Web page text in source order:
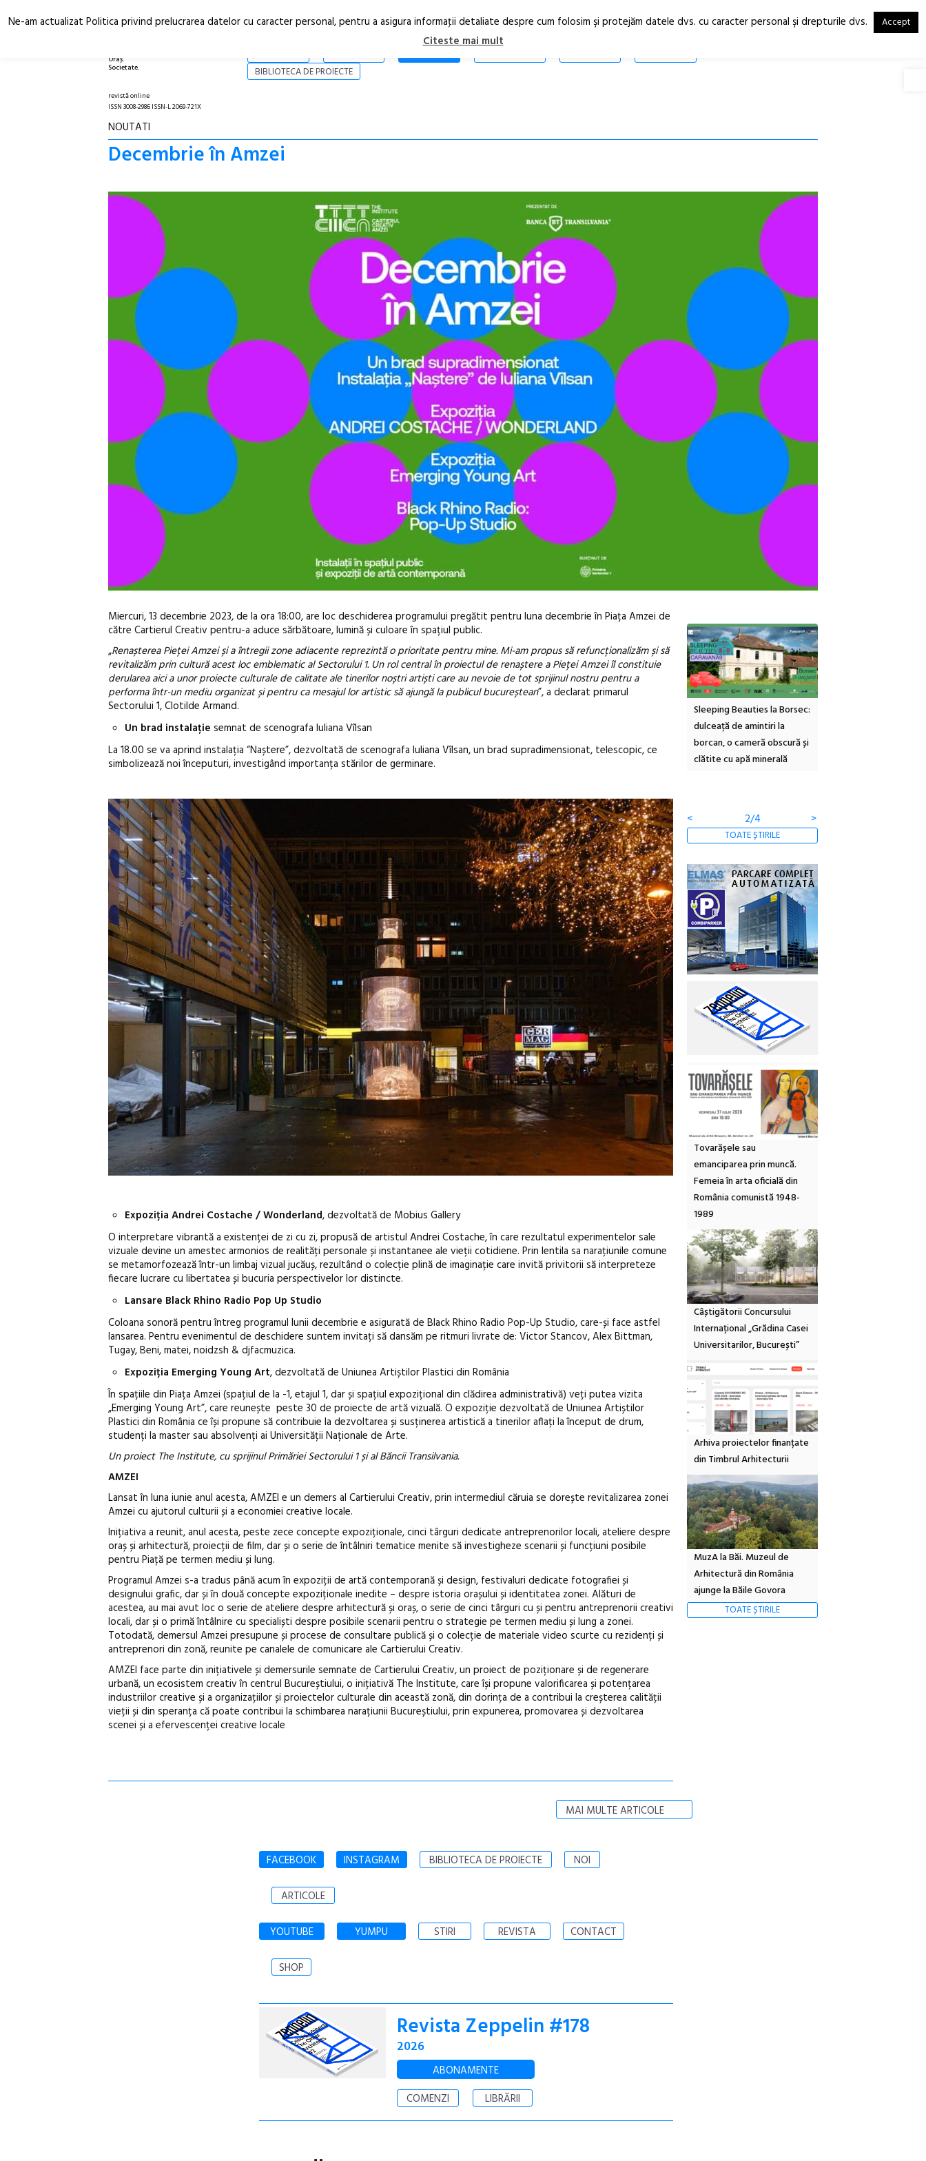
Oraș.
Societate.
RO
EN
STIRI
BIBLIOTECA DE PROIECTE
revistă online
ISSN 3008-2986 ISSN-L 2069-721X
NOUTATI
Decembrie în Amzei
Miercuri, 13 decembrie 2023, de la ora 18:00, are loc deschiderea programului pregătit pentru luna decembrie în Piața Amzei de
către Cartierul Creativ pentru-a aduce sărbătoare, lumină și culoare în spațiul public.
„Renașterea Pieței Amzei și a întregii zone adiacente reprezintă o prioritate pentru mine. Mi-am propus să refuncționalizăm și să
revitalizăm prin cultură acest loc emblematic al Sectorului 1. Un rol central în proiectul de renaștere a Pieței Amzei îl constituie
derularea aici a unor proiecte culturale de calitate ale tinerilor noștri artiști care au nevoie de tot sprijinul nostru pentru a
performa într-un mediu organizat și pentru ca mesajul lor artistic să ajungă la publicul bucureștean”, a declarat primarul
Sectorului 1, Clotilde Armand.
Un brad instalație semnat de scenografa Iuliana Vîlsan
La 18.00 se va aprind instalația “Naștere”, dezvoltată de scenografa Iuliana Vîlsan, un brad supradimensionat, telescopic, ce
simbolizează noi începuturi, investigând importanța stărilor de germinare.
Expoziția Andrei Costache / Wonderland, dezvoltată de Mobius Gallery
O interpretare vibrantă a existenței de zi cu zi, propusă de artistul Andrei Costache, în care rezultatul experimentelor sale
vizuale devine un amestec armonios de realități personale și instantanee ale vieții cotidiene. Prin lentila sa narațiunile comune
se metamorfozează într-un limbaj vizual jucăuș, rezultând o colecție plină de imaginație care invită privitorii să interpreteze
fiecare lucrare cu libertatea și bucuria perspectivelor lor distincte.
Lansare Black Rhino Radio Pop Up Studio
Coloana sonoră pentru întreg programul lunii decembrie e asigurată de Black Rhino Radio Pop-Up Studio, care-și face astfel
lansarea. Pentru evenimentul de deschidere suntem invitați să dansăm pe ritmuri livrate de: Victor Stancov, Alex Bittman,
Tugay, Beni, matei, noidzsh & djfacmuzica.
Expoziția Emerging Young Art, dezvoltată de Uniunea Artiștilor Plastici din România
În spațiile din Piața Amzei (spațiul de la -1, etajul 1, dar și spațiul expozițional din clădirea administrativă) veți putea vizita
„Emerging Young Art”, care reunește peste 30 de proiecte de artă vizuală. O expoziție dezvoltată de Uniunea Artiștilor
Plastici din România ce își propune să contribuie la dezvoltarea și susținerea artistică a tinerilor aflați la început de drum,
studenți la master sau absolvenți ai Universității Naționale de Arte.
Un proiect The Institute, cu sprijinul Primăriei Sectorului 1 și al Băncii Transilvania.
AMZEI
Lansat în luna iunie anul acesta, AMZEI e un demers al Cartierului Creativ, prin intermediul căruia se dorește revitalizarea zonei
Amzei cu ajutorul culturii și a economiei creative locale.
Inițiativa a reunit, anul acesta, peste zece concepte expoziționale, cinci târguri dedicate antreprenorilor locali, ateliere despre
oraș și arhitectură, proiecții de film, dar și o serie de întâlniri tematice menite să investigheze scenarii și funcțiuni posibile
pentru Piață pe termen mediu și lung.
Programul Amzei s-a tradus până acum în expoziții de artă contemporană și design, festivaluri dedicate fotografiei și
designului grafic, dar și în două concepte expoziționale inedite – despre istoria orașului și identitatea zonei. Alături de
acestea, au mai avut loc o serie de ateliere despre arhitectură și oraș, o serie de cinci târguri cu și pentru antreprenorii creativi
locali, dar și o primă întâlnire cu specialiști despre posibile scenarii pentru o strategie pe termen mediu și lung a zonei.
Totodată, demersul Amzei presupune și procese de consultare publică și o colecție de materiale video scurte cu rezidenți și
antreprenori din zonă, reunite pe canalele de comunicare ale Cartierului Creativ.
AMZEI face parte din inițiativele și demersurile semnate de Cartierului Creativ, un proiect de poziționare și de regenerare
urbană, un ecosistem creativ în centrul Bucureștiului, o inițiativă The Institute, care își propune valorificarea și potențarea
industriilor creative și a organizațiilor și proiectelor culturale din această zonă, din dorința de a contribui la creșterea calității
vieții și din speranța că poate contribui la schimbarea narațiunii Bucureștiului, prin expunerea, promovarea și dezvoltarea
scenei și a efervescenței creative locale
MAI MULTE ARTICOLE
ediție
Sleeping Beauties la Borsec:
dulceață de amintiri la
borcan, o cameră obscură și
clătite cu apă minerală
< 2/4 >
TOATE ȘTIRILE
Tovarășele sau
emanciparea prin muncă.
Femeia în arta oficială din
România comunistă 1948-
1989
Câștigătorii Concursului
Internațional „Grădina Casei
Universitarilor, București”
Arhiva proiectelor finanțate
din Timbrul Arhitecturii
MuzA la Băi. Muzeul de
Arhitectură din România
ajunge la Băile Govora
TOATE ȘTIRILE
FACEBOOK INSTAGRAM BIBLIOTECA DE PROIECTE NOI
ARTICOLE
YOUTUBE YUMPU STIRI REVISTA CONTACT
SHOP
Revista Zeppelin #178
2026
ABONAMENTE
COMENZI
LIBRĂRII
Ne-am actualizat Politica privind prelucrarea datelor cu caracter personal, pentru a asigura informaţii detaliate despre cum folosim şi protejăm datele dvs. cu caracter personal şi drepturile dvs. Accept
Citeste mai mult